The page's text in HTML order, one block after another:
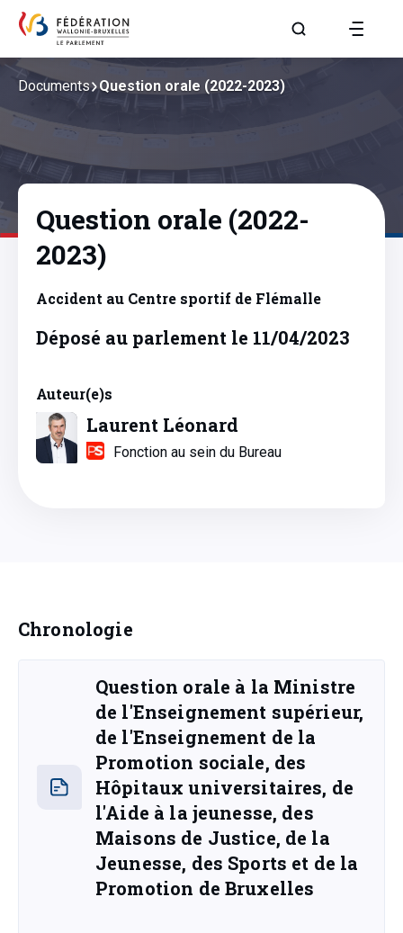
Aller à la page
Documents Question orale (2022-2023)
Question orale (2022-
2023)
Accident au Centre sportif de Flémalle
Déposé au parlement le 11/04/2023
Auteur(e)s
Laurent Léonard
Fonction au sein du Bureau
Chronologie
Question orale à la Ministre
de l'Enseignement supérieur,
de l'Enseignement de la
Promotion sociale, des
Hôpitaux universitaires, de
l'Aide à la jeunesse, des
Maisons de Justice, de la
Jeunesse, des Sports et de la
Promotion de Bruxelles